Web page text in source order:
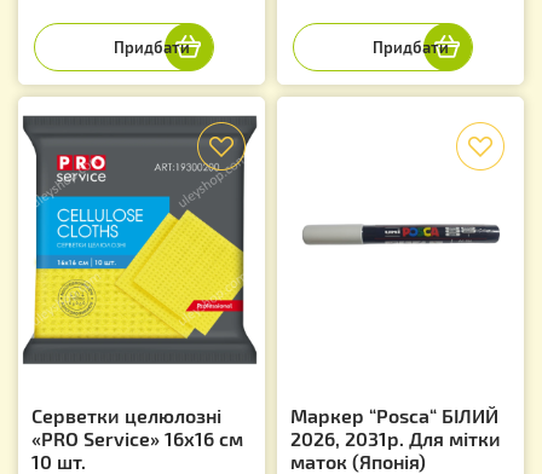
Серветки целюлозні
«PRO Service» 16x16 см
10 шт.
Маркер “Posca“ БІЛИЙ
2026, 2031р. Для мітки
маток (Японія)